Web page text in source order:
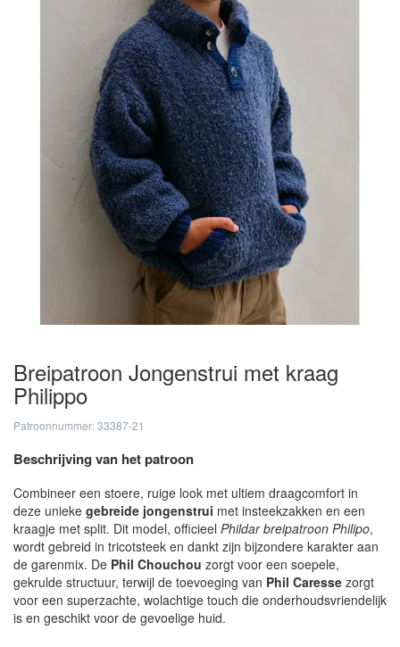
Breipatroon Jongenstrui met kraag
Philippo
Patroonnummer: 33387-21
Beschrijving van het patroon
Combineer een stoere, ruige look met ultiem draagcomfort in
deze unieke gebreide jongenstrui met insteekzakken en een
kraagje met split. Dit model, officieel Phildar breipatroon Philipo,
wordt gebreid in tricotsteek en dankt zijn bijzondere karakter aan
de garenmix. De Phil Chouchou zorgt voor een soepele,
gekrulde structuur, terwijl de toevoeging van Phil Caresse zorgt
voor een superzachte, wolachtige touch die onderhoudsvriendelijk
is en geschikt voor de gevoelige huid.